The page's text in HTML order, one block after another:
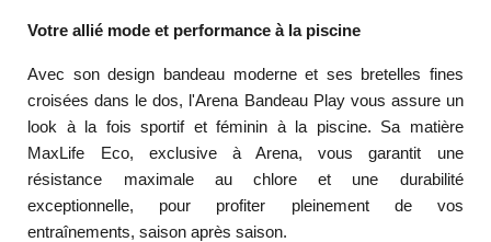
Votre allié mode et performance à la piscine
Avec son design bandeau moderne et ses bretelles fines
croisées dans le dos, l'Arena Bandeau Play vous assure un
look à la fois sportif et féminin à la piscine. Sa matière
MaxLife Eco, exclusive à Arena, vous garantit une
résistance maximale au chlore et une durabilité
exceptionnelle, pour profiter pleinement de vos
entraînements, saison après saison.